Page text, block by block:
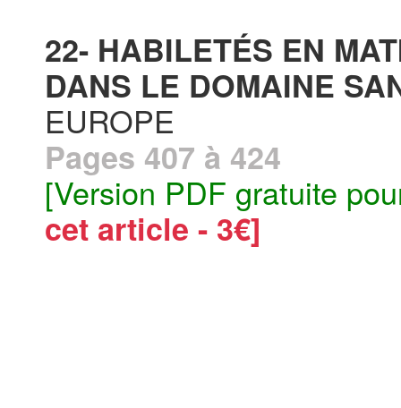
22- HABILETÉS EN
DANS LE DOMAINE
EUROPE
Pages 407 à 424
[Version PDF gratuite
cet article - 3€]